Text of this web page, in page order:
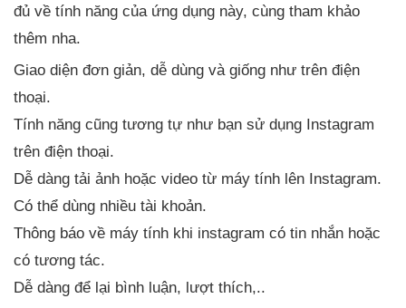
đủ về tính năng của ứng dụng này, cùng tham khảo
thêm nha.
Giao diện đơn giản, dễ dùng và giống như trên điện
thoại.
Tính năng cũng tương tự như bạn sử dụng Instagram
trên điện thoại.
Dễ dàng tải ảnh hoặc video từ máy tính lên Instagram.
Có thể dùng nhiều tài khoản.
Thông báo về máy tính khi instagram có tin nhắn hoặc
có tương tác.
Dễ dàng để lại bình luận, lượt thích,..